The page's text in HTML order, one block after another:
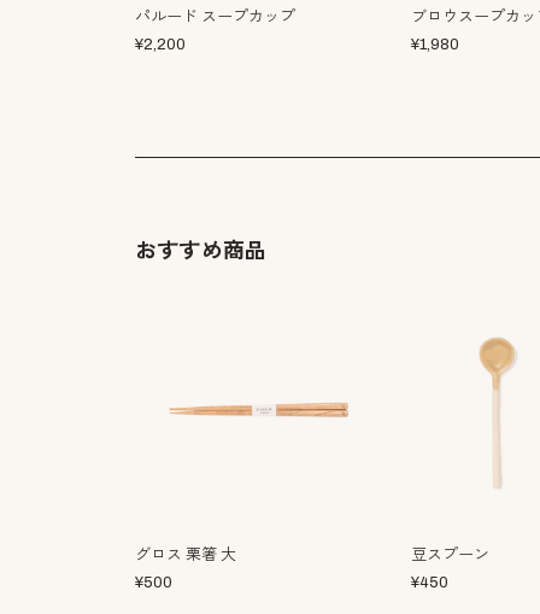
パルード スープカップ
¥2,200
ブロウスープカッ
¥1,980
おすすめ商品
グロス 栗箸 大
¥500
豆スプーン
¥450